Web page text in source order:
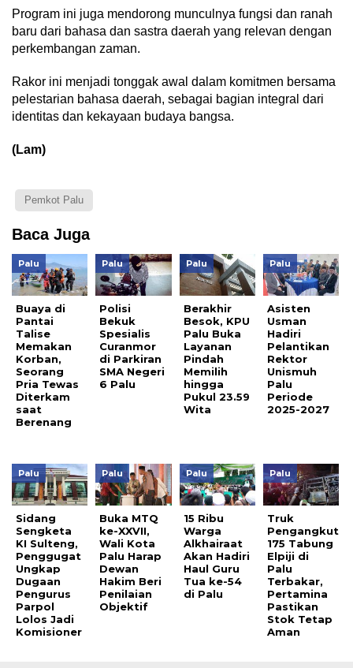
Program ini juga mendorong munculnya fungsi dan ranah
baru dari bahasa dan sastra daerah yang relevan dengan
perkembangan zaman.
Rakor ini menjadi tonggak awal dalam komitmen bersama
pelestarian bahasa daerah, sebagai bagian integral dari
identitas dan kekayaan budaya bangsa.
(Lam)
Pemkot Palu
Baca Juga
Palu
Buaya di
Pantai
Talise
Memakan
Korban,
Seorang
Pria Tewas
Diterkam
saat
Berenang
Palu
Polisi
Bekuk
Spesialis
Curanmor
di Parkiran
SMA Negeri
6 Palu
Palu
Berakhir
Besok, KPU
Palu Buka
Layanan
Pindah
Memilih
hingga
Pukul 23.59
Wita
Palu
Asisten
Usman
Hadiri
Pelantikan
Rektor
Unismuh
Palu
Periode
2025-2027
Palu
Sidang
Sengketa
KI Sulteng,
Penggugat
Ungkap
Dugaan
Pengurus
Parpol
Lolos Jadi
Komisioner
Palu
Buka MTQ
ke-XXVII,
Wali Kota
Palu Harap
Dewan
Hakim Beri
Penilaian
Objektif
Palu
15 Ribu
Warga
Alkhairaat
Akan Hadiri
Haul Guru
Tua ke-54
di Palu
Palu
Truk
Pengangkut
175 Tabung
Elpiji di
Palu
Terbakar,
Pertamina
Pastikan
Stok Tetap
Aman